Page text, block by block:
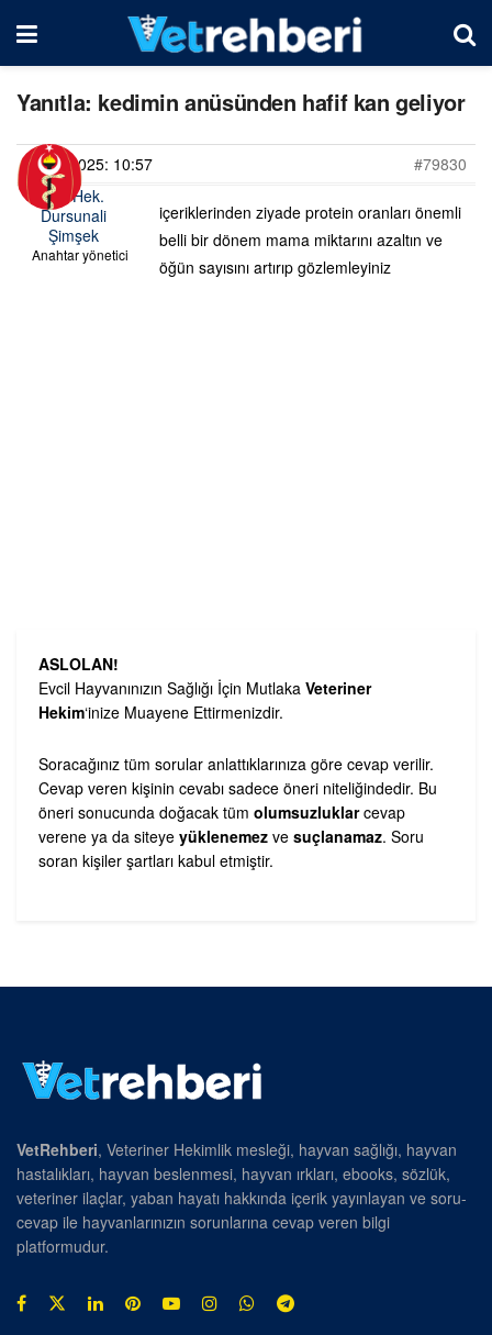
Yanıtla: kedimin anüsünden hafif kan geliyor
01/06/2025: 10:57
#79830
Vet. Hek.
Dursunali
Şimşek
Anahtar yönetici
içeriklerinden ziyade protein oranları önemli
belli bir dönem mama miktarını azaltın ve
öğün sayısını artırıp gözlemleyiniz
ASLOLAN!
Evcil Hayvanınızın Sağlığı İçin Mutlaka Veteriner
Hekim‘inize Muayene Ettirmenizdir.
Soracağınız tüm sorular anlattıklarınıza göre cevap verilir.
Cevap veren kişinin cevabı sadece öneri niteliğindedir. Bu
öneri sonucunda doğacak tüm olumsuzluklarcevap
verene ya da siteye yüklenemez ve suçlanamaz. Soru
soran kişiler şartları kabul etmiştir.
VetRehberi, Veteriner Hekimlik mesleği, hayvan sağlığı, hayvan
hastalıkları, hayvan beslenmesi, hayvan ırkları, ebooks, sözlük,
veteriner ilaçlar, yaban hayatı hakkında içerik yayınlayan ve soru-
cevap ile hayvanlarınızın sorunlarına cevap veren bilgi
platformudur.